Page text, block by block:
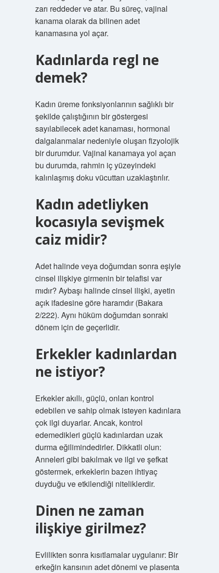
zarı reddeder ve atar. Bu süreç, vajinal
kanama olarak da bilinen adet
kanamasına yol açar.
Kadınlarda regl ne
demek?
Kadın üreme fonksiyonlarının sağlıklı bir
şekilde çalıştığının bir göstergesi
sayılabilecek adet kanaması, hormonal
dalgalanmalar nedeniyle oluşan fizyolojik
bir durumdur. Vajinal kanamaya yol açan
bu durumda, rahmin iç yüzeyindeki
kalınlaşmış doku vücuttan uzaklaştırılır.
Kadın adetliyken
kocasıyla sevişmek
caiz midir?
Adet halinde veya doğumdan sonra eşiyle
cinsel ilişkiye girmenin bir telafisi var
mıdır? Aybaşı halinde cinsel ilişki, ayetin
açık ifadesine göre haramdır (Bakara
2/222). Aynı hüküm doğumdan sonraki
dönem için de geçerlidir.
Erkekler kadınlardan
ne istiyor?
Erkekler akıllı, güçlü, onları kontrol
edebilen ve sahip olmak isteyen kadınlara
çok ilgi duyarlar. Ancak, kontrol
edemedikleri güçlü kadınlardan uzak
durma eğilimindedirler. Dikkatli olun:
Anneleri gibi bakılmak ve ilgi ve şefkat
göstermek, erkeklerin bazen ihtiyaç
duyduğu ve etkilendiği niteliklerdir.
Dinen ne zaman
ilişkiye girilmez?
Evlilikten sonra kısıtlamalar uygulanır: Bir
erkeğin karısının adet dönemi ve plasenta